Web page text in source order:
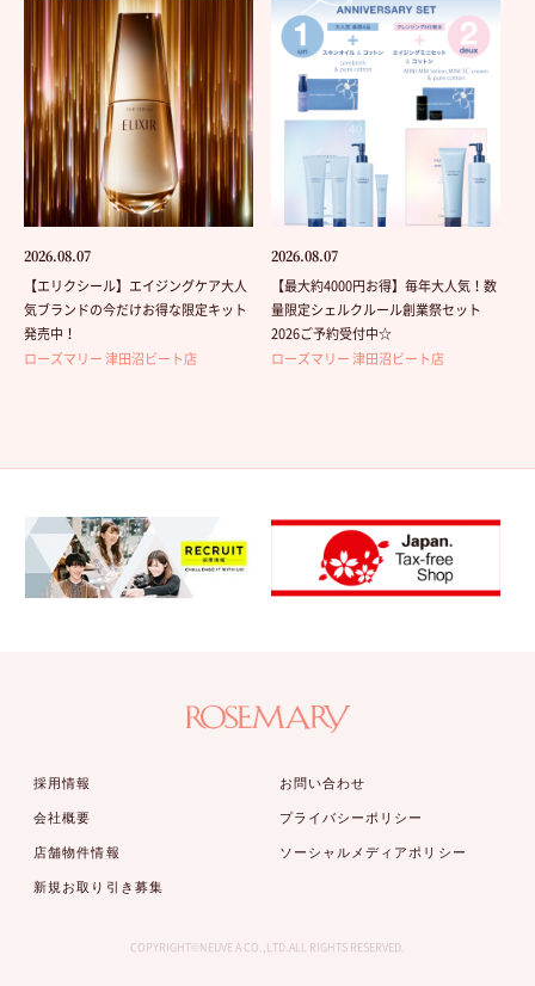
2026.08.07
【エリクシール】エイジングケア大人
気ブランドの今だけお得な限定キット
発売中！
ローズマリー 津田沼ビート店
2026.08.07
【最大約4000円お得】毎年大人気！数
量限定シェルクルール創業祭セット
2026ご予約受付中☆
ローズマリー 津田沼ビート店
採用情報
会社概要
店舗物件情報
新規お取り引き募集
お問い合わせ
プライバシーポリシー
ソーシャルメディアポリシー
COPYRIGHT©NEUVE A CO.,LTD.ALL RIGHTS RESERVED.